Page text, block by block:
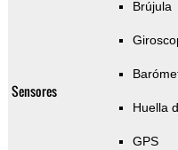
Sensores
Brújula
Huella
GPS